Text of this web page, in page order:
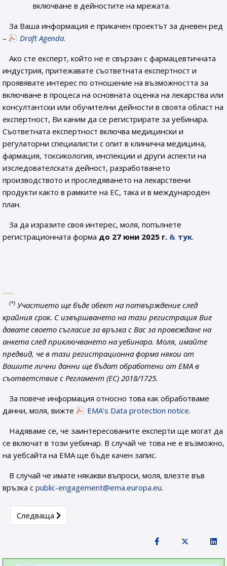
включване в дейностите на мрежата.
За Ваша информация е прикачен проектът за дневен ред
–
Draft Agenda.
Ако сте експерт, който не е свързан с фармацевтичната
индустрия, притежавате съответната експертност и
проявявате интерес по отношение на възможността за
включване в процеса на основната оценка на лекарства или
консултантски или обучителни дейности в своята област на
експертност, Ви каним да се регистрирате за уебинара.
Съответната експертност включва медицински и
регулаторни специалисти с опит в клинична медицина,
фармация, токсикология, инспекции и други аспекти на
изследователската дейност, разработването
производството и проследяването на лекарствени
продукти както в рамките на ЕС, така и в международен
план.
За да изразите своя интерес, моля, попълнете
регистрационната форма до 27 юни 2025 г. тук.
(*) Участието ще бъде обект на потвърждение след
крайния срок. С извършването на тази регистрация Вие
давате своето съгласие за връзка с Вас за провеждане на
анкета след приключването на уебинара. Моля, имайте
предвид, че в тази регистрационна форма някои от
Вашите лични данни ще бъдат обработени от EMA в
съответствие с Регламент (ЕС) 2018/1725.
За повече информация относно това как обработваме
данни, моля, вижте
EMA’s Data protection notice.
Надяваме се, че заинтересованите експерти ще могат да
се включат в този уебинар. В случай че това не е възможно,
на уебсайта на ЕМА ще бъде качен запис.
В случай че имате някакви въпроси, моля, влезте във
връзка с public-engagement@ema.europa.eu.
Next article: EMA предупреждава пациентите и
Следваща